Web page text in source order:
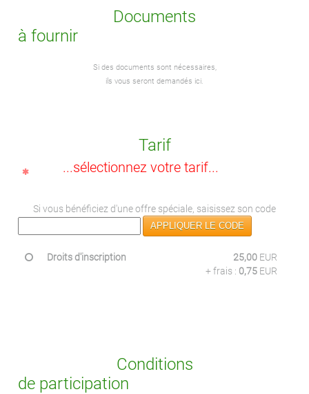
Documents
à fournir
Si des documents sont nécessaires,
ils vous seront demandés ici.
Tarif
...sélectionnez votre tarif...
Si vous bénéficiez d'une offre spéciale, saisissez son code
APPLIQUER LE CODE
Droits d'inscription 25,00 EUR
+ frais : 0,75 EUR
Conditions
de participation